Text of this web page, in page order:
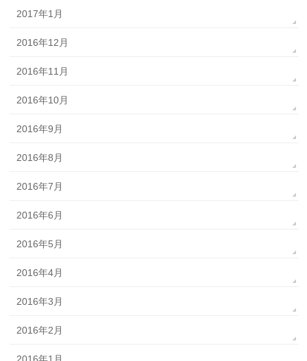
2017年1月
2016年12月
2016年11月
2016年10月
2016年9月
2016年8月
2016年7月
2016年6月
2016年5月
2016年4月
2016年3月
2016年2月
2016年1月